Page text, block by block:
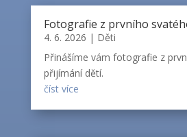
Fotografie z prvního
4. 6. 2026 | Děti
Přinášíme vám fotografie z
přijímání dětí.
číst více